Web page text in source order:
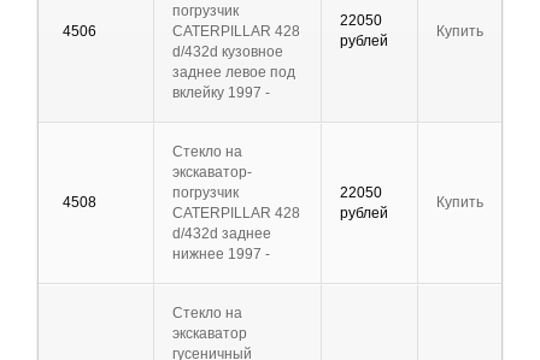
4506
погрузчик
CATERPILLAR 428
d/432d кузовное
заднее левое под
вклейку 1997 -
22050
рублей
Купить
4508
Стекло на
экскаватор-
погрузчик
CATERPILLAR 428
d/432d заднее
нижнее 1997 -
22050
рублей
Купить
Стекло на
экскаватор
гусеничный